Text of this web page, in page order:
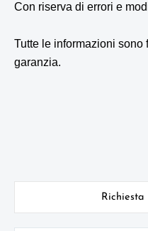
Con riserva di errori e
Tutte le informazioni sono
garanzia.
Richiesta